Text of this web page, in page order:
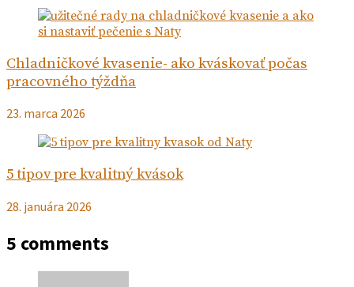
Chladničkové kvasenie- ako kváskovať počas
pracovného týždňa
23. marca 2026
5 tipov pre kvalitný kvások
28. januára 2026
5 comments